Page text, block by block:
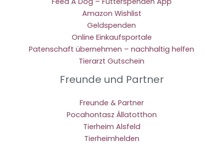
Amazon Wishlist
Geldspenden
Online Einkaufsportale
Patenschaft übernehmen – nachhaltig helfen
Tierarzt Gutschein
Freunde und Partner
Freunde & Partner
Pocahontasz Állatotthon
Tierheim Alsfeld
Tierheimhelden